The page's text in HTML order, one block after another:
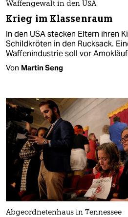
Waffengewalt in den USA
Krieg im Klassenraum
In den USA stecken Eltern ihren
Schildkröten in den Rucksack.
Waffenindustrie soll vor
Von Martin Seng
Abgeordnetenhaus in Tennessee